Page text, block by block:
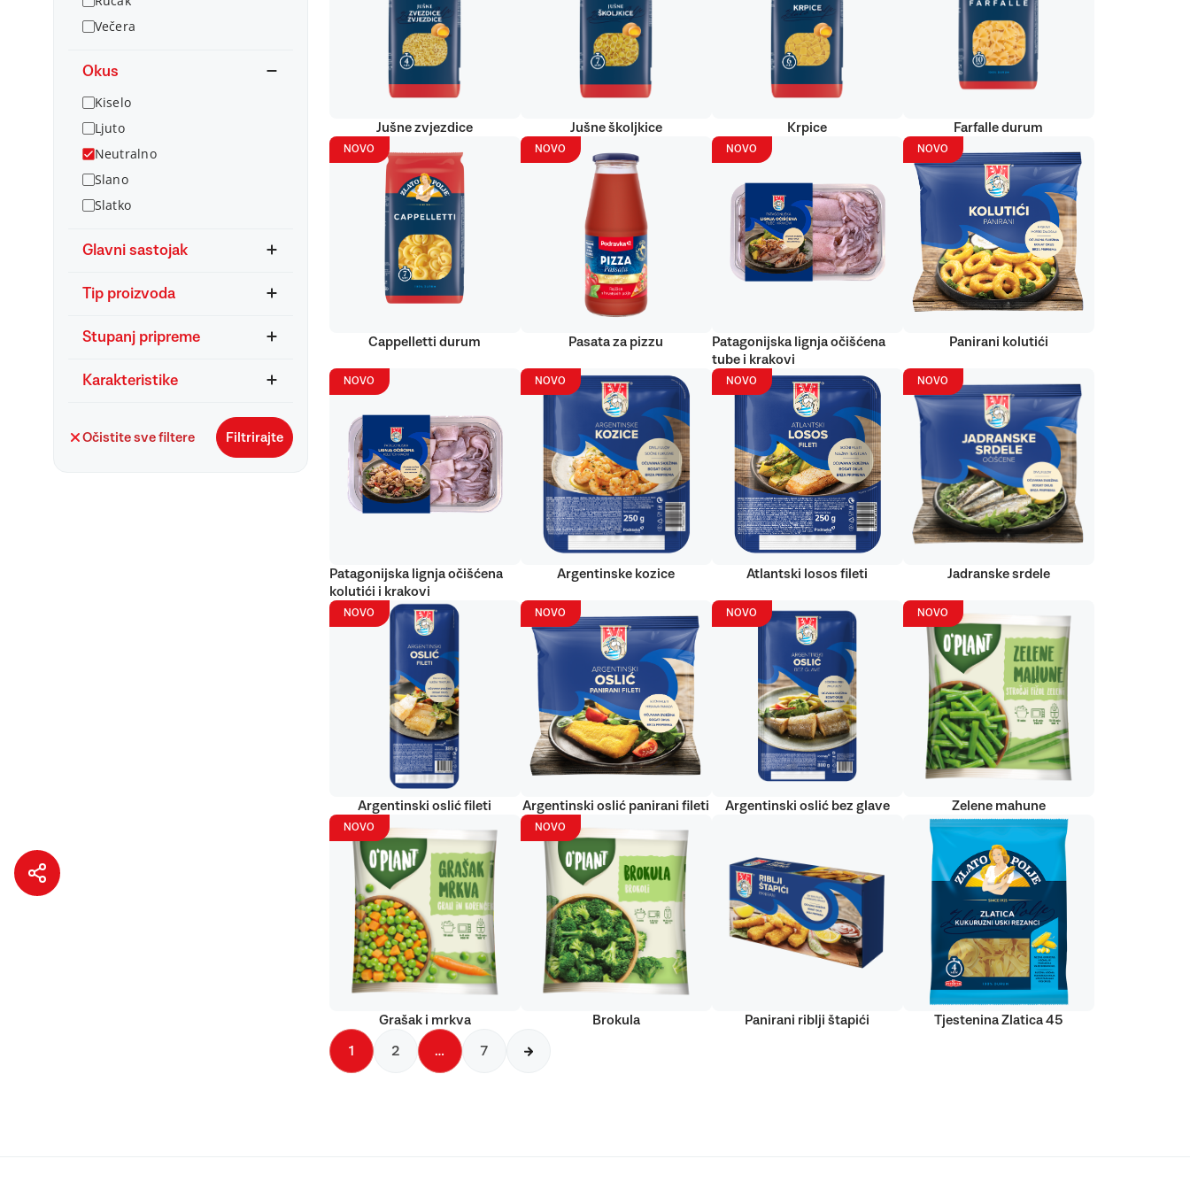
Večera
Okus
Kiselo
Ljuto
Neutralno
Slano
Slatko
Glavni sastojak
Tip proizvoda
Stupanj pripreme
Karakteristike
Očistite sve filtere Filtrirajte
Jušne zvjezdice Jušne školjkice Krpice Farfalle durum
NOVO
Cappelletti durum
NOVO
Pasata za pizzu
NOVO
Patagonijska lignja očišćena
tube i krakovi
NOVO
Panirani kolutići
NOVO
Patagonijska lignja očišćena
kolutići i krakovi
NOVO
Argentinske kozice
NOVO
Atlantski losos fileti
NOVO
Jadranske srdele
NOVO
Argentinski oslić fileti
NOVO
Argentinski oslić panirani fileti
NOVO
Argentinski oslić bez glave
NOVO
Zelene mahune
NOVO
Grašak i mrkva
NOVO
Brokula Panirani riblji štapići Tjestenina Zlatica 45
1 2 … 7